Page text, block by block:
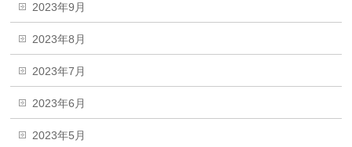
2023年9月
2023年8月
2023年7月
2023年6月
2023年5月